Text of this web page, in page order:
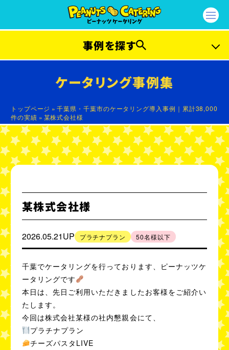
ケータリング事例集
トップページ »千葉県・千葉市のケータリング導入事例｜累計38,000
件の実績 » 某株式会社様
事例を探す
プラン別事例
カジュアルプラン
ガッツリプラン ラグジュアリープラン
プラチナプラン セレブリティープラン
ハラルプラン
人数別事例
50 名様以下 80名様以下
100 名様以下 300名様以下
500 名様以下
利用シーン別事例
某株式会社様
2026.05.21UP プラチナプラン 50名様以下
千葉でケータリングを行っております、ピーナッツケ
ータリングです
本日は、先日ご利用いただきましたお客様をご紹介い
たします。
今回は株式会社某様の社内懇親会にて、
プラチナプラン
チーズパスタLIVE